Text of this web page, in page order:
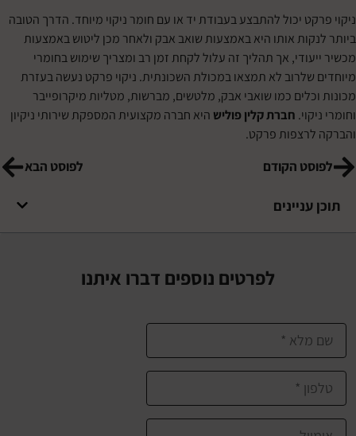
יכול להתבצע בעבודת יד או עם חומר ניקוי מיוחד. הדרך הטובה
אותו היא באמצעות שואב אבק ולאחר מכן ליטוש באמצעות
אך תהליך זה עלול לקחת זמן רב ומצריך שימוש בחומרי
לא תמצאו במכולת השכונתית. ניקוי פרקט נעשה בעזרת
כמו שואבי אבק, מלטשים, מברשות, מטליות מיקרופייבר
חברת קלין פולישהיא חברה מקצועית המספקת שירותי ניקיון
פרקט.
הקודם לפוסט הבא
לפרטים נוספים דברו איתנו